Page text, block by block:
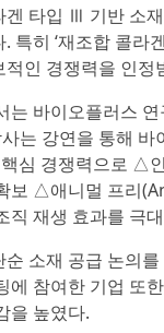
타입 Ⅲ 기반 소
특히 ‘재조합 콜
인 경쟁력을 인정
바이오플러스
는 강연을 통해
심 경쟁력으로 △
△애니멀 프리
직 재생 효과를 극
소재 공급 논의
에 참여한 기업 또
을 높였다.